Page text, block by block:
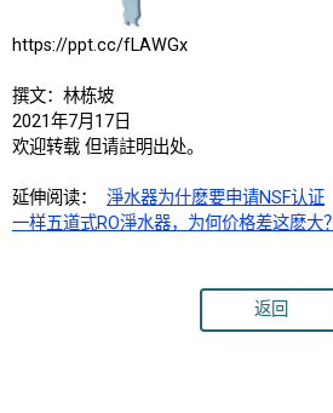
https://ppt.cc/fLAWGx
撰文：林栋坡
2021年7月17日
欢迎转载 但请註明出处。
延伸阅读： 淨水器为什麽要申请NSF认证
一样五道式RO淨水器，为何价格差这麽大？
返回